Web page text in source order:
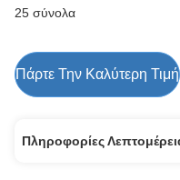
25 σύνολα
Πάρτε Την Καλύτερη Τιμή
Πληροφορίες